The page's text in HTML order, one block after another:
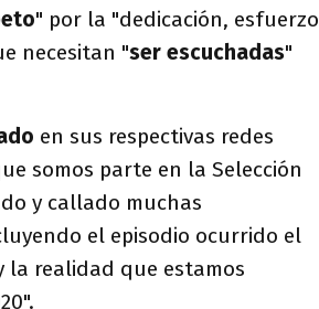
" por la "dedicación, esfuerzo
necesitan "ser escuchadas"
en sus respectivas redes
somos parte en la Selección
y callado muchas
el episodio ocurrido el
la realidad que estamos